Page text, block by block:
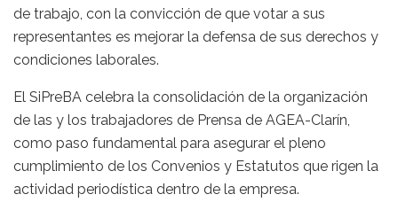
de trabajo, con la convicción de que votar a sus
representantes es mejorar la defensa de sus derechos y
condiciones laborales.
El SiPreBA celebra la consolidación de la organización
de las y los trabajadores de Prensa de AGEA-Clarín,
como paso fundamental para asegurar el pleno
cumplimiento de los Convenios y Estatutos que rigen la
actividad periodística dentro de la empresa.